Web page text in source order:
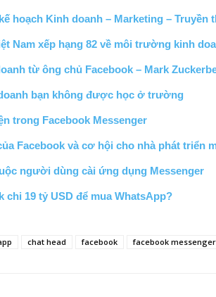
hoạch Kinh doanh – Marketing – Truyền
Nam xếp hạng 82 về môi trường kinh
từ ông chủ Facebook – Mark
bạn không được học ở trường
trong Facebook Messenger
Facebook và cơ hội cho nhà phát triển
người dùng cài ứng dụng Messenger
chi 19 tỷ USD để mua WhatsApp?
chat head facebook facebook messenger